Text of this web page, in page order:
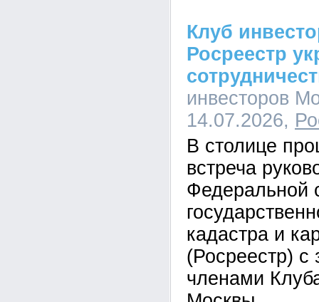
Клуб
Росреестр
инвесторов
14.07.2026,
В столице
встреча
Федеральной
кадастра и
(Росреестр) с
членами